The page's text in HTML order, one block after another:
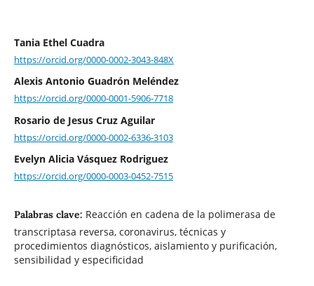
Tania Ethel Cuadra
https://orcid.org/0000-0002-3043-848X
Alexis Antonio Guadrón Meléndez
https://orcid.org/0000-0001-5906-7718
Rosario de Jesus Cruz Aguilar
https://orcid.org/0000-0002-6336-3103
Evelyn Alicia Vásquez Rodriguez
https://orcid.org/0000-0003-0452-7515
Palabras clave: Reacción en cadena de la polimerasa de
transcriptasa reversa, coronavirus, técnicas y
procedimientos diagnósticos, aislamiento y purificación,
sensibilidad y especificidad